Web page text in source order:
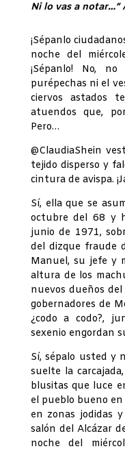
Ni lo vas a notar…”
¡Sépanlo
noche del
¡Sépanlo! No,
purépechas ni el
ciervos astados
atuendos que,
Pero…
@ClaudiaShein
tejido disperso y
cintura de avispa.
Sí, ella que se
octubre del 68 y
junio de 1971,
del dizque fraude
Manuel, su jefe y
altura de los
nuevos dueños
gobernadores de
¿codo a codo?,
sexenio engordan
Sí, sépalo usted y
suelte la
blusitas que luce
el pueblo bueno
en zonas jodidas
salón del Alcázar
noche del